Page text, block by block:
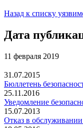
Назад к списку
Дата
11 февраля 2019
31.07.2015
Бюллетень
25.11.2016
Уведомление
15.07.2013
Отказ в